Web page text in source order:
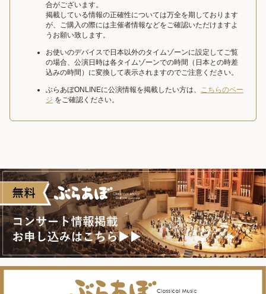
合がございます。
掲載している情報の正確性については万全を期しております
が、ご購入の際には主催者情報などをご確認いただけますよ
うお願い致します。
お使いのデバイスで日本以外のタイムゾーンに設定してご覧
の場合、公演日時は各タイムゾーンでの時間（日本との時差
込みの時間）に変換して表示されますのでご注意ください。
ぶらあぼONLINEに公演情報を掲載したい方は、 こちらのペー
ジ をご確認ください。